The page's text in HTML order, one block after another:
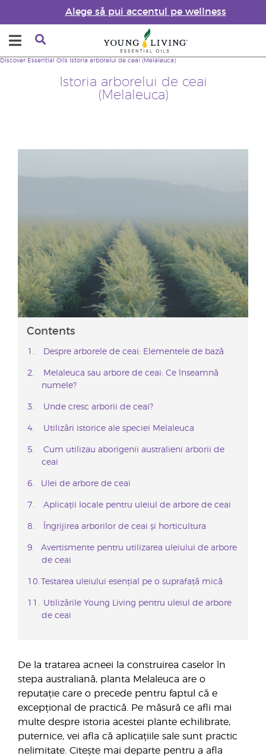
Alege să pui accentul pe wellness
Istoria arborelui de ceai
(Melaleuca)
Discover Essential Oils Istoria arborelui de ceai (Melaleuca)
Contents
Despre arborele de ceai: Elementele de bază
Melaleuca sau arbore de ceai: Ce înseamnă
numele?
Unde cresc arborii de ceai?
Utilizări istorice ale speciei Melaleuca
Cum utilizau aborigenii australieni arborii de
ceai
Ulei de arbore de ceai
Aplicații locale pentru uleiul de arbore de ceai
Îngrijirea arborilor de ceai și horticultura
Avertismente pentru utilizarea uleiului de arbore
de ceai
Testarea uleiului esențial pe o suprafață mică
Utilizările Young Living pentru uleiul de arbore
de ceai
De la tratarea acneei la construirea caselor în
stepa australiană, planta Melaleuca are o
reputație care o precede pentru faptul că e
excepțional de practică. Pe măsură ce afli mai
multe despre istoria acestei plante echilibrate,
puternice, vei afla că aplicațiile sale sunt practic
nelimitate. Citește mai departe pentru a afla